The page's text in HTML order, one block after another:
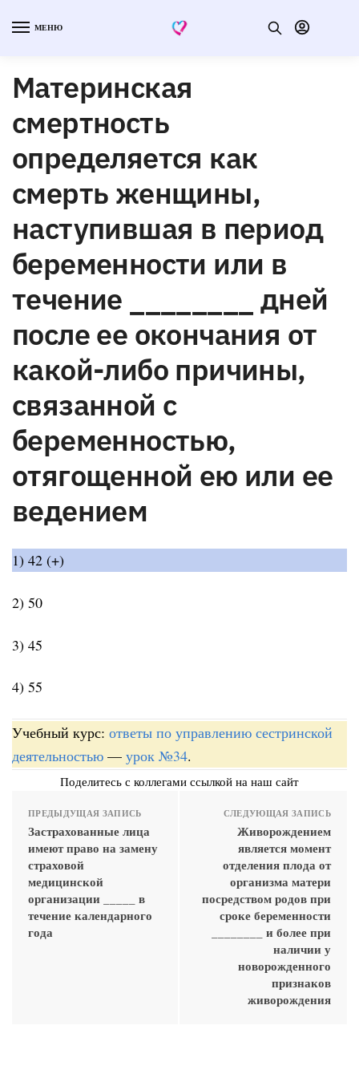
МЕНЮ
Материнская
смертность
определяется как
смерть женщины,
наступившая в период
беременности или в
течение ________ дней
после ее окончания от
какой-либо причины,
связанной с
беременностью,
отягощенной ею или ее
ведением
1) 42 (+)
2) 50
3) 45
4) 55
Учебный курс: ответы по управлению сестринской
деятельностью — урок №34.
Поделитесь с коллегами ссылкой на наш сайт
ПРЕДЫДУЩАЯ ЗАПИСЬ
Застрахованные лица
имеют право на замену
страховой
медицинской
организации _____ в
течение календарного
года
СЛЕДУЮЩАЯ ЗАПИСЬ
Живорождением
является момент
отделения плода от
организма матери
посредством родов при
сроке беременности
________ и более при
наличии у
новорожденного
признаков
живорождения